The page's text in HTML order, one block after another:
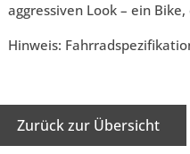
aggressiven Look – ein
Hinweis:
Zurück zur Übersicht